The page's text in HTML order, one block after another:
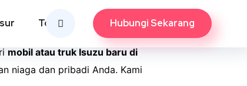
Tools Hubungi Sekarang
mobil atau truk Isuzu baru di
niaga dan pribadi Anda. Kami